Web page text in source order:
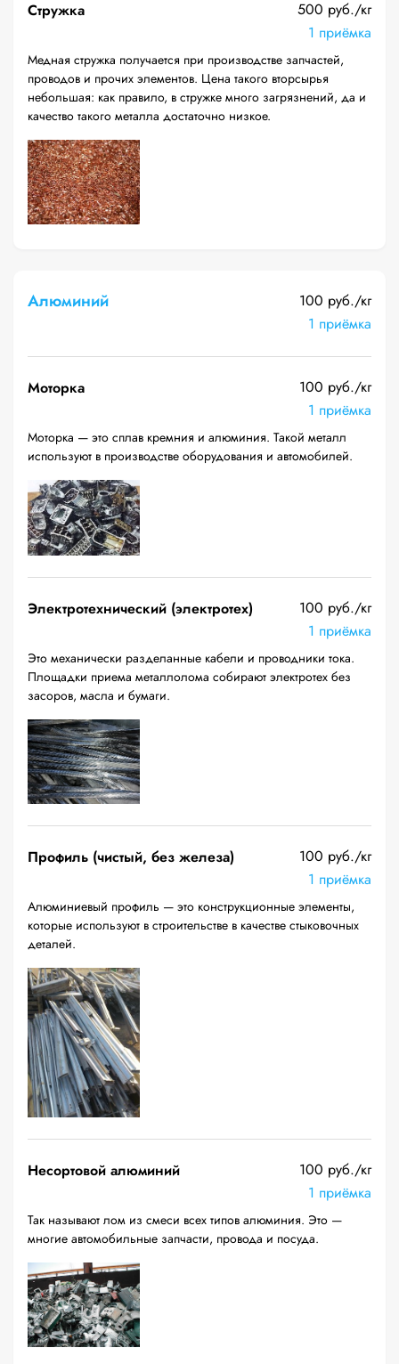
Стружка
500 руб./кг
1 приёмка
Медная стружка получается при производстве запчастей,
проводов и прочих элементов. Цена такого вторсырья
небольшая: как правило, в стружке много загрязнений, да и
качество такого металла достаточно низкое.
Алюминий
100 руб./кг
1 приёмка
Моторка
100 руб./кг
1 приёмка
Моторка — это сплав кремния и алюминия. Такой металл
используют в производстве оборудования и автомобилей.
Электротехнический (электротех)
100 руб./кг
1 приёмка
Это механически разделанные кабели и проводники тока.
Площадки приема металлолома собирают электротех без
засоров, масла и бумаги.
Профиль (чистый, без железа)
100 руб./кг
1 приёмка
Алюминиевый профиль — это конструкционные элементы,
которые используют в строительстве в качестве стыковочных
деталей.
Несортовой алюминий
100 руб./кг
1 приёмка
Так называют лом из смеси всех типов алюминия. Это —
многие автомобильные запчасти, провода и посуда.